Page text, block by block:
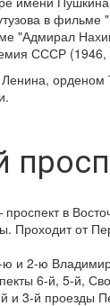
в фильме
"Адмирал
СССР
орденом
в
Проходит от
и 2-ю
6-й, 5-й,
и 3-й проезды